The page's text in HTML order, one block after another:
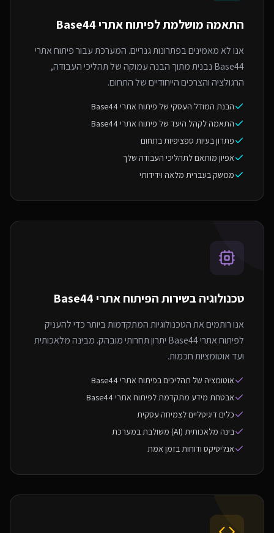
התאמה מושלמת לפיתוח אתרי Base44
אנו לא מאמינים בפתרונות גנריים. המערכת עבור פיתוח אתרי
Base44 נבנית מתוך הבנה עמוקה של תהליכי העבודה,
הרגולציה והצרכים הייחודיים של התחום.
הבנת המודל העסקי של פיתוח אתרי Base44
התאמה לקהל היעד של פיתוח אתרי Base44
פתרון בעיות ספציפיות בתחום
אפיון מותאם לתהליכי העבודה שלך
ממשק בעברית מלאה וידידותי
טכנולוגיה בשירות הפיתוח אתרי Base44
אנו רותמים את הטכנולוגיות המתקדמות ביותר כדי להעניק
לפיתוח אתרי Base44 יתרון תחרותי מובהק. מבינה מלאכותית
ועד אוטומציות חכמות.
אוטומציה של תהליכים בפיתוח אתרי Base44
אבטחת מידע מתקדמת לפיתוח אתרי Base44
כלים דיגיטליים לצמיחה עסקית
בינה מלאכותית (AI) משולבת במערכת
אנליטיקס ודוחות בזמן אמת